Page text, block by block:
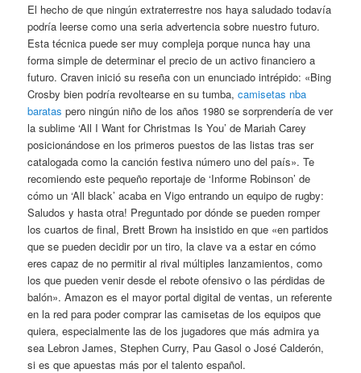
El hecho de que ningún extraterrestre nos haya saludado todavía
podría leerse como una seria advertencia sobre nuestro futuro.
Esta técnica puede ser muy compleja porque nunca hay una
forma simple de determinar el precio de un activo financiero a
futuro. Craven inició su reseña con un enunciado intrépido: «Bing
Crosby bien podría revoltearse en su tumba,camisetas nba
baratas pero ningún niño de los años 1980 se sorprendería de ver
la sublime ‘All I Want for Christmas Is You’ de Mariah Carey
posicionándose en los primeros puestos de las listas tras ser
catalogada como la canción festiva número uno del país». Te
recomiendo este pequeño reportaje de ‘Informe Robinson’ de
cómo un ‘All black’ acaba en Vigo entrando un equipo de rugby:
Saludos y hasta otra! Preguntado por dónde se pueden romper
los cuartos de final, Brett Brown ha insistido en que «en partidos
que se pueden decidir por un tiro, la clave va a estar en cómo
eres capaz de no permitir al rival múltiples lanzamientos, como
los que pueden venir desde el rebote ofensivo o las pérdidas de
balón». Amazon es el mayor portal digital de ventas, un referente
en la red para poder comprar las camisetas de los equipos que
quiera, especialmente las de los jugadores que más admira ya
sea Lebron James, Stephen Curry, Pau Gasol o José Calderón,
si es que apuestas más por el talento español.